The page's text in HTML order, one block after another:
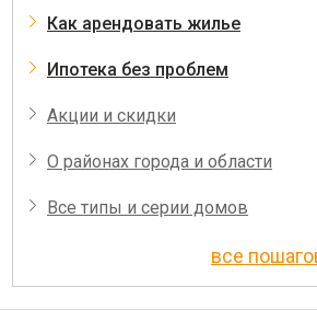
Как арендовать жилье
Ипотека без проблем
Акции и скидки
О районах города и области
Все типы и серии домов
все